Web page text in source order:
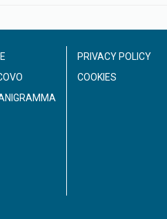
PRIVACY POLICY
COOKIES